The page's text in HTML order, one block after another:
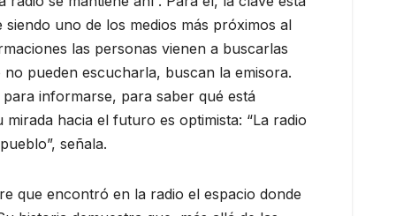
siendo uno de los medios más próximos al
las personas vienen a buscarlas
no pueden escucharla, buscan la emisora.
informarse, para saber qué está
mirada hacia el futuro es optimista: “La radio
señala.
que encontró en la radio el espacio donde